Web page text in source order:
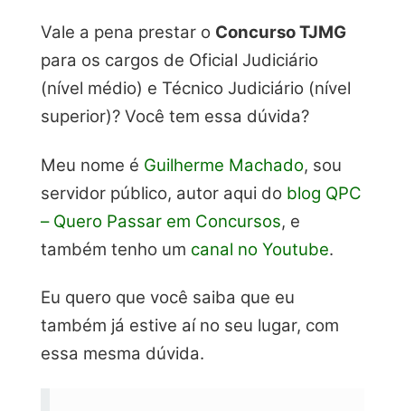
Vale a pena prestar o Concurso TJMG
para os cargos de Oficial Judiciário
(nível médio) e Técnico Judiciário (nível
superior)? Você tem essa dúvida?
Meu nome é Guilherme Machado, sou
servidor público, autor aqui do blog QPC
– Quero Passar em Concursos, e
também tenho um canal no Youtube.
Eu quero que você saiba que eu
também já estive aí no seu lugar, com
essa mesma dúvida.